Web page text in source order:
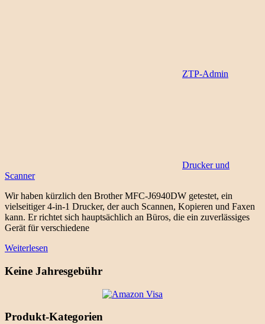
ZTP-Admin
Drucker und
Scanner
Wir haben kürzlich den Brother MFC-J6940DW getestet, ein
vielseitiger 4-in-1 Drucker, der auch Scannen, Kopieren und Faxen
kann. Er richtet sich hauptsächlich an Büros, die ein zuverlässiges
Gerät für verschiedene
Weiterlesen
Keine Jahresgebühr
Produkt-Kategorien